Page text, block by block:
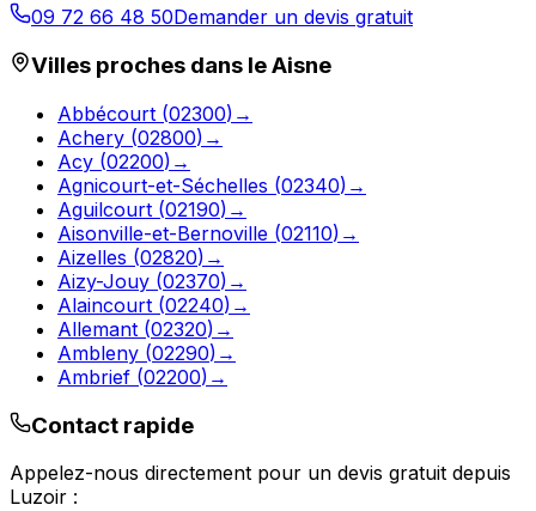
09 72 66 48 50Demander un devis gratuit
Villes proches dans leAisne
Abbécourt (02300) →
Achery (02800) →
Acy (02200) →
Agnicourt-et-Séchelles (02340) →
Aguilcourt (02190) →
Aisonville-et-Bernoville (02110) →
Aizelles (02820) →
Aizy-Jouy (02370) →
Alaincourt (02240) →
Allemant (02320) →
Ambleny (02290) →
Ambrief (02200) →
Contact rapide
Appelez-nous directement pour un devis gratuit depuis
Luzoir :